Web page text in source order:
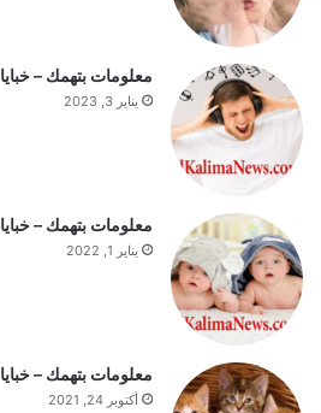
م
ي
و
م
معلومات بتهمك – خبايا
يناير 3, 2023
معلومات بتهمك – خبايا
يناير 1, 2022
معلومات بتهمك – خبايا
أكتوبر 24, 2021